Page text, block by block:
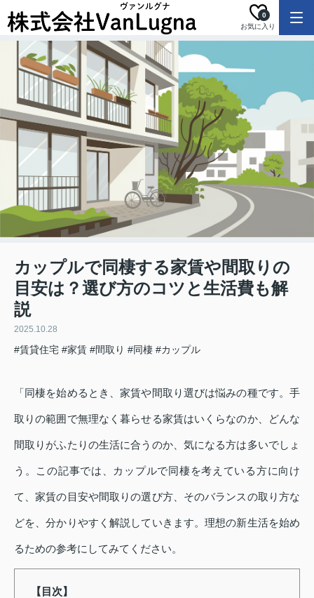
お気に入り
0
カップルで同棲する家賃や間取りの
目安は？選び方のコツと生活費も解
説
2025.10.28
#賃貸住宅 #家賃 #間取り #同棲 #カップル
「同棲を始めるとき、家賃や間取り選びは悩みの種です。手
取りの範囲で無理なく暮らせる家賃はいくらなのか、どんな
間取りがふたりの生活に合うのか、気になる方は多いでしょ
う。この記事では、カップルで同棲を考えている方に向け
て、家賃の目安や間取りの選び方、そのバランスの取り方な
どを、分かりやすく解説していきます。理想の新生活を始め
るための参考にしてみてください。
【目次】